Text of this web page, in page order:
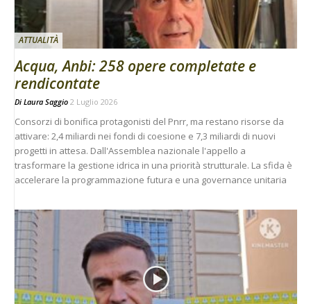
ATTUALITÀ
Acqua, Anbi: 258 opere completate e
rendicontate
Di Laura Saggio 2 Luglio 2026
Consorzi di bonifica protagonisti del Pnrr, ma restano risorse da
attivare: 2,4 miliardi nei fondi di coesione e 7,3 miliardi di nuovi
progetti in attesa. Dall'Assemblea nazionale l'appello a
trasformare la gestione idrica in una priorità strutturale. La sfida è
accelerare la programmazione futura e una governance unitaria